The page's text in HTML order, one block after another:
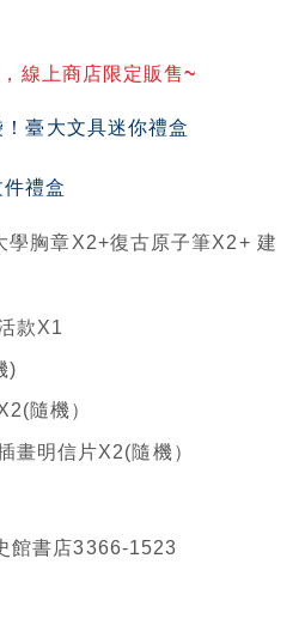
線上商店限定販售~
臺大文具迷你禮盒
禮盒
學胸章X2+復古原子筆X2+ 建
款X1
)
隨機）
畫明信片X2(隨機）
館書店3366-1523